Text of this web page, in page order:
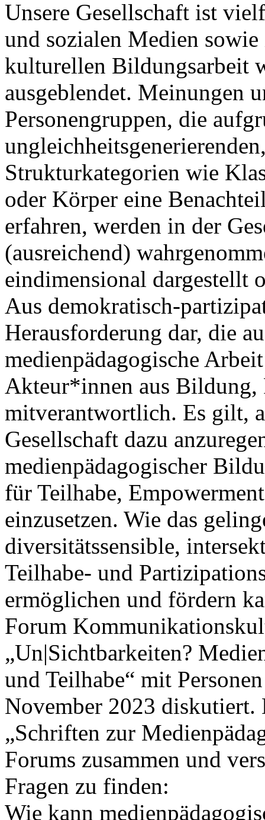
Unsere Gesellschaft ist
und sozialen Medien
kulturellen Bildungsarbeit
ausgeblendet. Meinungen
Personengruppen, die
Strukturkategorien wie
oder Körper eine
erfahren, werden in der
(ausreichend)
eindimensional dargestellt
Aus demokratisch-
Herausforderung dar, die
medienpädagogische
Akteur*innen aus
mitverantwortlich. Es gilt,
Gesellschaft dazu
medienpädagogischer
für Teilhabe,
einzusetzen. Wie das
diversitätssensible,
Teilhabe- und
ermöglichen und fördern
Forum
„Un|Sichtbarkeiten?
und Teilhabe“ mit
November 2023
„Schriften zur
Forums zusammen und
Fragen zu finden:
Wie kann